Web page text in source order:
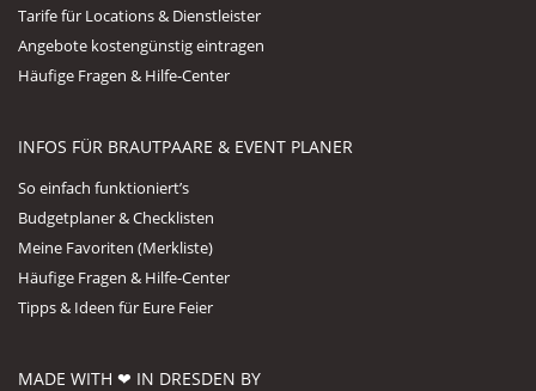
Tarife für Locations & Dienstleister
Angebote kostengünstig eintragen
Häufige Fragen & Hilfe-Center
INFOS FÜR BRAUTPAARE & EVENT PLANER
So einfach funktioniert’s
Budgetplaner & Checklisten
Meine Favoriten (Merkliste)
Häufige Fragen & Hilfe-Center
Tipps & Ideen für Eure Feier
MADE WITH ❤ IN DRESDEN BY